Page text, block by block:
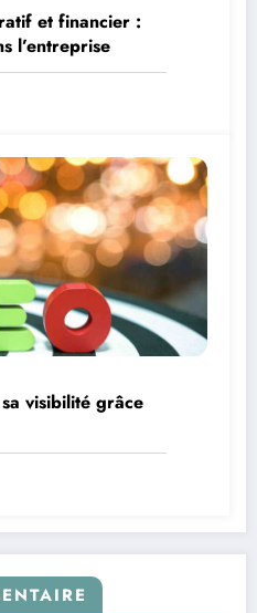
et financier :
l’entreprise
visibilité grâce